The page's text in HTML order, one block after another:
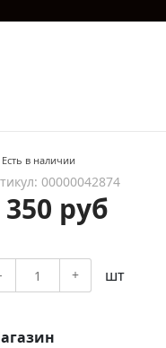
Есть в наличии
00000042874
350 руб
+ шт